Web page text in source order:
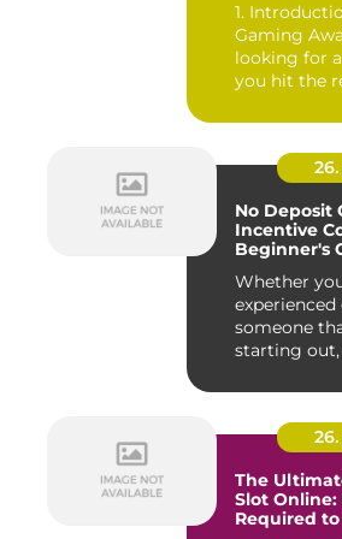
1.
Gaming
looking for
you hit the
No Deposit
Incentive
Beginner's
Whether
someone
starting out,
The
Slot Online:
Required